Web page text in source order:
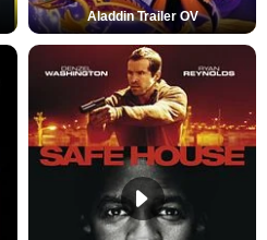
Aladdin Trailer OV